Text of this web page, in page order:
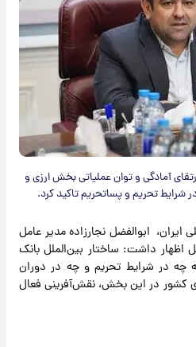
آمادگی و توان عملیاتی بخش ارزی و
تحریم و پساتحریم تاکید کرد.
ابوالفضل نجارزاده مدیر عامل
داشت: ساختار بین‌الملل بانک
چه در شرایط تحریم و چه در دوران
کشور در این بخش، نقش‌آفرینی فعال